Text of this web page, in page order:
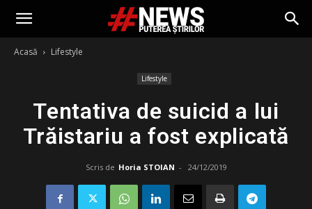
Acasă Lifestyle
Lifestyle
Tentativa de suicid a lui
Trăistariu a fost explicată
Scris de Horia STOIAN - 24/12/2019